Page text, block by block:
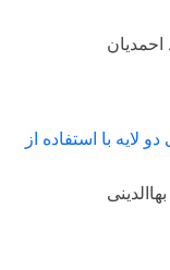
احمدیان
لایه با استفاده از